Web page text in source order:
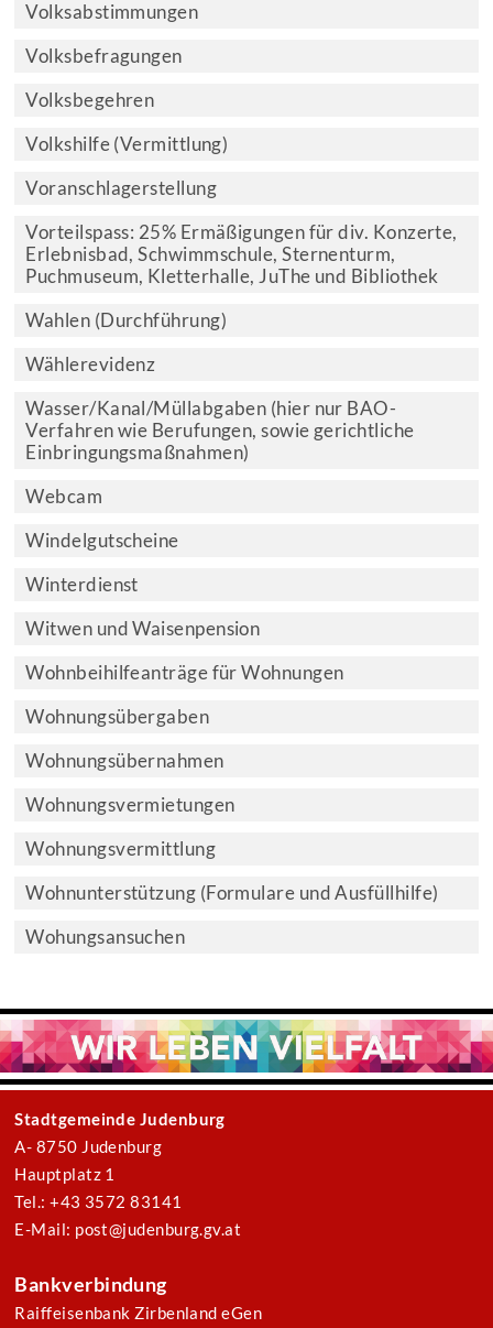
Volksabstimmungen
Volksbefragungen
Volksbegehren
Volkshilfe (Vermittlung)
Voranschlagerstellung
Vorteilspass: 25% Ermäßigungen für div. Konzerte,
Erlebnisbad, Schwimmschule, Sternenturm,
Puchmuseum, Kletterhalle, JuThe und Bibliothek
Wahlen (Durchführung)
Wählerevidenz
Wasser/Kanal/Müllabgaben (hier nur BAO-
Verfahren wie Berufungen, sowie gerichtliche
Einbringungsmaßnahmen)
Webcam
Windelgutscheine
Winterdienst
Witwen und Waisenpension
Wohnbeihilfeanträge für Wohnungen
Wohnungsübergaben
Wohnungsübernahmen
Wohnungsvermietungen
Wohnungsvermittlung
Wohnunterstützung (Formulare und Ausfüllhilfe)
Wohungsansuchen
Stadtgemeinde Judenburg
A- 8750 Judenburg
Hauptplatz 1
Tel.: +43 3572 83141
E-Mail: post@judenburg.gv.at
Bankverbindung
Raiffeisenbank Zirbenland eGen